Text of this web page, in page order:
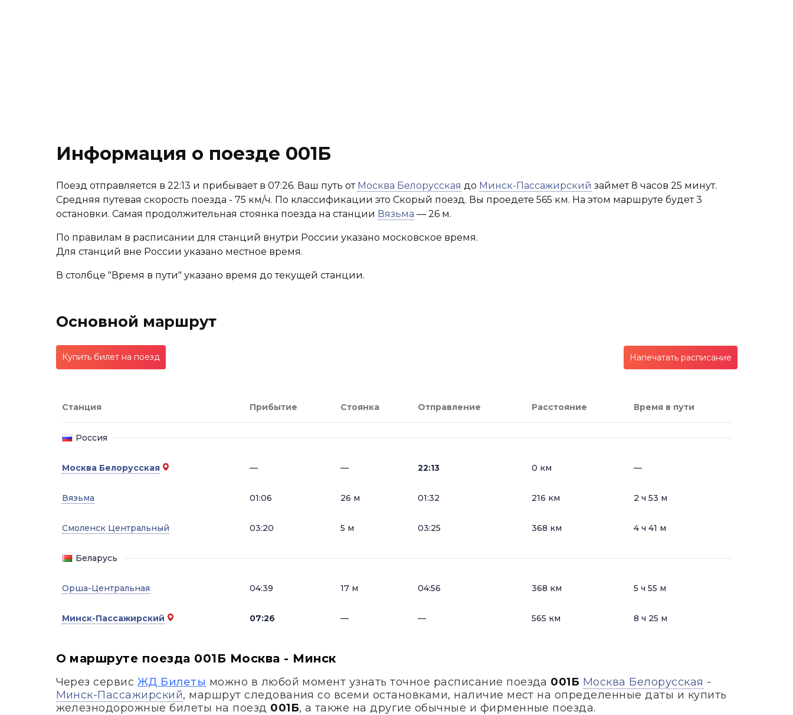
Информация о поезде 001Б
Поезд отправляется в 22:13 и прибывает в 07:26. Ваш путь от Москва Белорусская до Минск-Пассажирский займет 8 часов 25 минут.
Средняя путевая скорость поезда - 75 км/ч. По классификации это Скорый поезд. Вы проедете 565 км. На этом маршруте будет 3
остановки. Самая продолжительная стоянка поезда на станции Вязьма — 26 м.
По правилам в расписании для станций внутри России указано московское время.
Для станций вне России указано местное время.
В столбце "Время в пути" указано время до текущей станции.
Основной маршрут
Купить билет на поезд Напечатать расписание
Станция Прибытие Стоянка Отправление Расстояние Время в пути
Россия
Москва Белорусская — — 22:13 0 км —
Вязьма 01:06 26 м 01:32 216 км 2 ч 53 м
Смоленск Центральный 03:20 5 м 03:25 368 км 4 ч 41 м
Беларусь
Орша-Центральная 04:39 17 м 04:56 368 км 5 ч 55 м
Минск-Пассажирский 07:26 — — 565 км 8 ч 25 м
О маршруте поезда 001Б Москва - Минск
Через сервис ЖД Билеты можно в любой момент узнать точное расписание поезда 001Б Москва Белорусская -
Минск-Пассажирский, маршрут следования со всеми остановками, наличие мест на определенные даты и купить
железнодорожные билеты на поезд 001Б, а также на другие обычные и фирменные поезда.